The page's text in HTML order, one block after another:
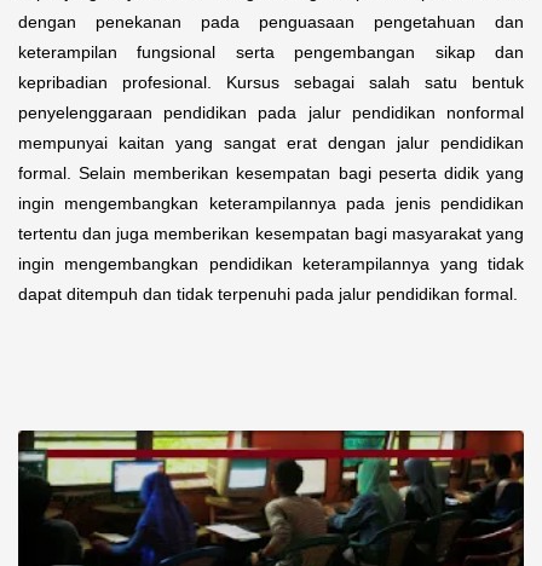
dengan penekanan pada penguasaan pengetahuan dan
keterampilan fungsional serta pengembangan sikap dan
kepribadian profesional. Kursus sebagai salah satu bentuk
penyelenggaraan pendidikan pada jalur pendidikan nonformal
mempunyai kaitan yang sangat erat dengan jalur pendidikan
formal. Selain memberikan kesempatan bagi peserta didik yang
ingin mengembangkan keterampilannya pada jenis pendidikan
tertentu dan juga memberikan kesempatan bagi masyarakat yang
ingin mengembangkan pendidikan keterampilannya yang tidak
dapat ditempuh dan tidak terpenuhi pada jalur pendidikan formal.